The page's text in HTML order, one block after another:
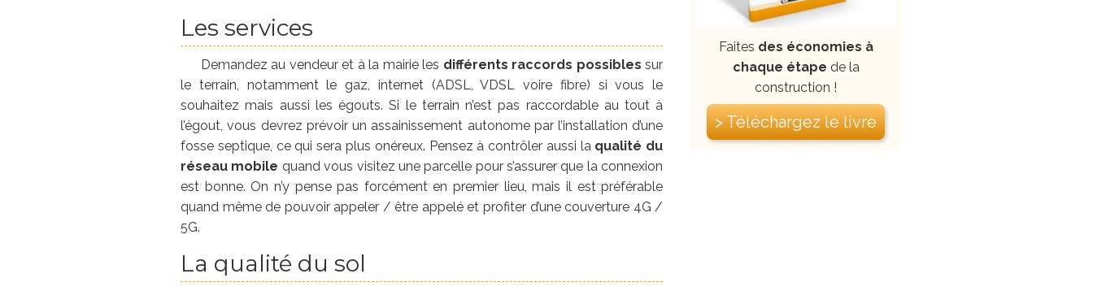
Les services
Demandez au vendeur et à la mairie les différents raccords possibles sur
le terrain, notamment le gaz, internet (ADSL, VDSL voire fibre) si vous le
souhaitez mais aussi les égouts. Si le terrain n’est pas raccordable au tout à
l’égout, vous devrez prévoir un assainissement autonome par l’installation d’une
fosse septique, ce qui sera plus onéreux. Pensez à contrôler aussi la qualité du
réseau mobile quand vous visitez une parcelle pour s’assurer que la connexion
est bonne. On n’y pense pas forcément en premier lieu, mais il est préférable
quand même de pouvoir appeler / être appelé et profiter d’une couverture 4G /
5G.
La qualité du sol
Faites des économies à
chaque étape de la
construction !
> Téléchargez le livre